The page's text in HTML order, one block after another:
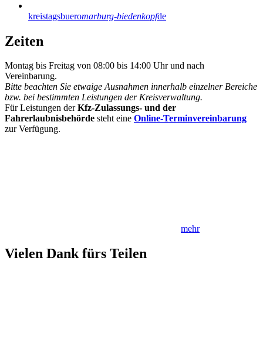
kreistagsbueromarburg-biedenkopfde
Zeiten
Montag bis Freitag von 08:00 bis 14:00 Uhr und nach
Vereinbarung.
Bitte beachten Sie etwaige Ausnahmen innerhalb einzelner Bereiche
bzw. bei bestimmten Leistungen der Kreisverwaltung.
Für Leistungen derKfz-Zulassungs- und der
Fahrerlaubnisbehörde steht eine Online-Terminvereinbarung
zur Verfügung.
mehr
Vielen Dank fürs Teilen